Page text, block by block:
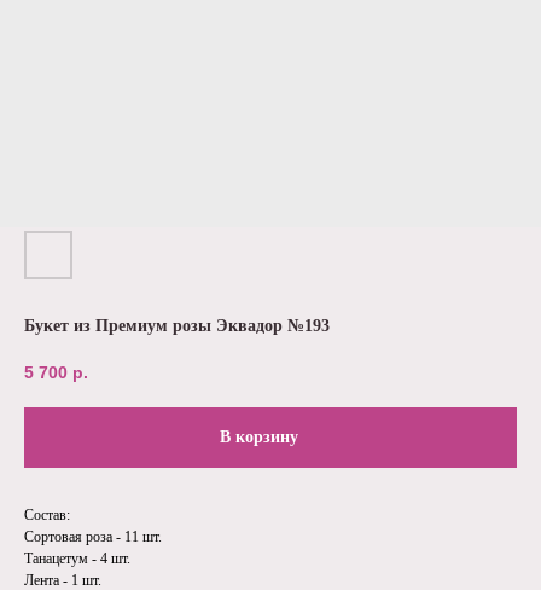
Букет из Премиум розы Эквадор №193
5 700 р.
В корзину
Состав:
Сортовая роза - 11 шт.
Танацетум - 4 шт.
Лента - 1 шт.